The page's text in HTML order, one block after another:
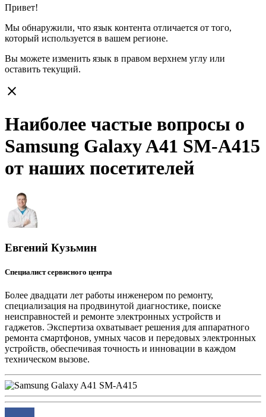
Привет!
Мы обнаружили, что язык контента отличается от того,
который используется в вашем регионе.
Вы можете изменить язык в правом верхнем углу или
оставить текущий.
close
Наиболее частые вопросы о
Samsung Galaxy A41 SM-A415
от наших посетителей
Евгений Кузьмин
Специалист сервисного центра
Более двадцати лет работы инженером по ремонту,
специализация на продвинутой диагностике, поиске
неисправностей и ремонте электронных устройств и
гаджетов. Экспертиза охватывает решения для аппаратного
ремонта смартфонов, умных часов и передовых электронных
устройств, обеспечивая точность и инновации в каждом
техническом вызове.